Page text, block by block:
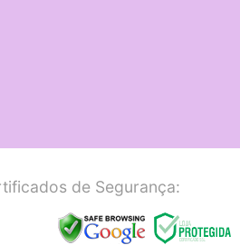
de Segurança: